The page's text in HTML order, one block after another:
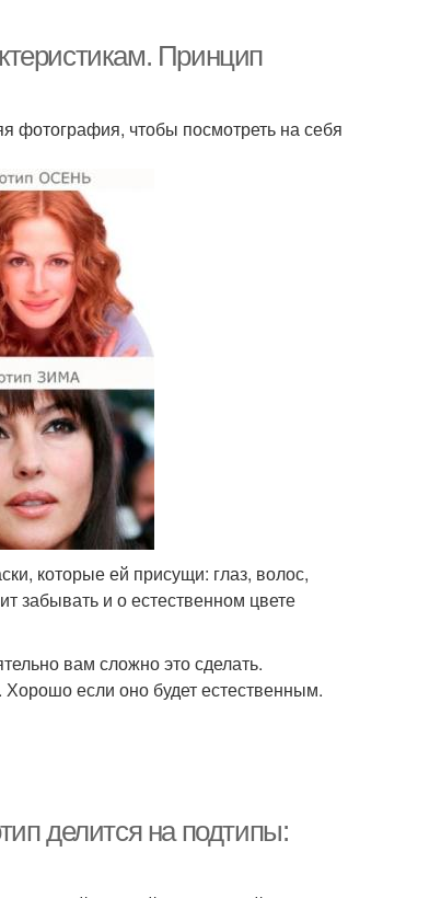
Принцип
фотография, чтобы посмотреть на себя
которые ей присущи: глаз, волос,
забывать и о естественном цвете
вам сложно это сделать.
если оно будет естественным.
делится на подтипы: